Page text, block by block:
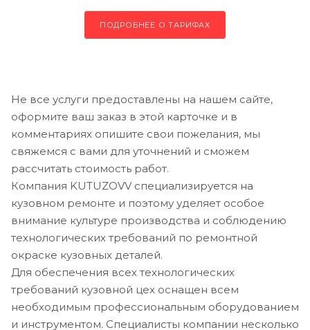
ПОДРОБНЕЕ О ТАРИФАХ
Не все услуги предоставлены на нашем сайте,
оформите ваш заказ в этой карточке и в
комментариях опишите свои пожелания, мы
свяжемся с вами для уточнений и сможем
рассчитать стоимость работ.
Компания KUTUZOVV специализируется на
кузовном ремонте и поэтому уделяет особое
внимание культуре производства и соблюдению
технологических требований по ремонтной
окраске кузовных деталей.
Для обеспечения всех технологических
требований кузовной цех оснащен всем
необходимым профессиональным оборудованием
и инструментом. Специалисты компании несколько